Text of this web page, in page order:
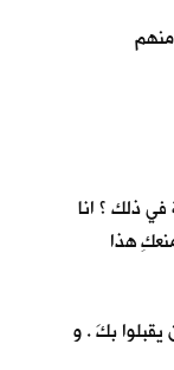
منهم
ذلك ؟ انا
هذا
بكَ . و